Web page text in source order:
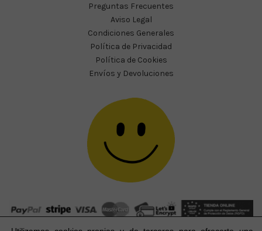
Preguntas Frecuentes
Aviso Legal
Condiciones Generales
Política de Privacidad
Política de Cookies
Envíos y Devoluciones